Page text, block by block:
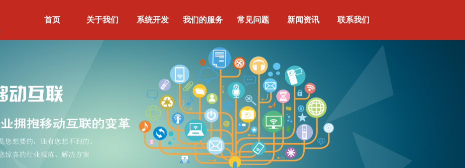
首页 关于我们 系统开发 我们的服务 常见问题 新闻资讯 联系我们